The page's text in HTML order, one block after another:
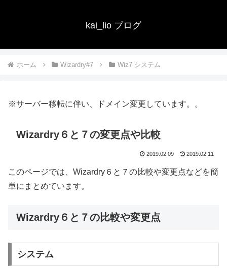
kai_lio ブログ
ホーム Wizardry#7 Wiz7 システム
※サーバー移転に伴い、ドメイン変更しています。。
Wizardry６と７の変更点や比較
2019.02.09 2019.02.11
このページでは、Wizardry６と７の比較や変更点などを簡
単にまとめています。
Wizardry６と７の比較や変更点
システム